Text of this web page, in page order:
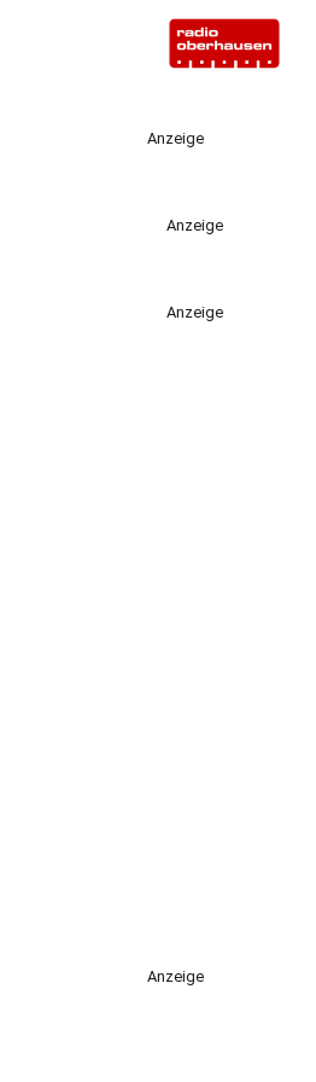
Anzeige
Anzeige
Anzeige
Anzeige